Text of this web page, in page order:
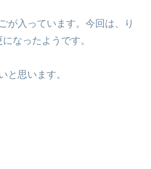
が入っています。今回は、り
なったようです。
と思います。